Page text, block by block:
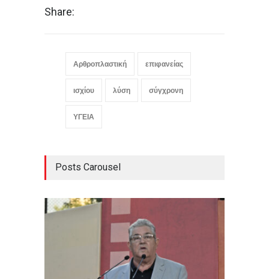
Share:
Αρθροπλαστική επιφανείας
ισχίου λύση σύγχρονη
ΥΓΕΙΑ
Posts Carousel